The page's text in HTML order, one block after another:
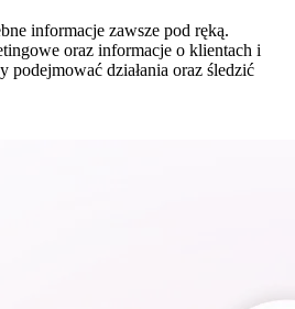
informacje zawsze pod ręką.
oraz informacje o klientach i
podejmować działania oraz śledzić